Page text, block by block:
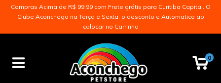
Compras Acima de R$ 99,99 com Frete grátis para Curitiba Capital. O
Clube Aconchego na Terça e Sexta, o desconto e Automatico ao
colocar no Carrinho
0